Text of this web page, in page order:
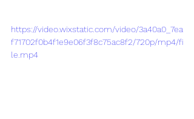
https://video.wixstatic.com/video/3a40a0_7ea
f71702f0b4f1e9e06f3f8c75ac8f2/720p/mp4/fi
le.mp4